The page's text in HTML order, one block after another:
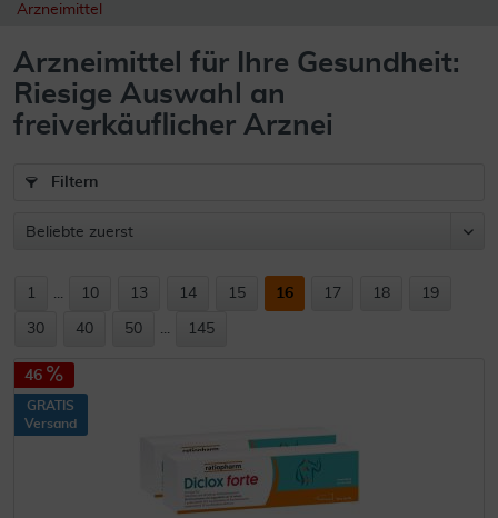
Arzneimittel
Arzneimittel für Ihre Gesundheit:
Riesige Auswahl an
freiverkäuflicher Arznei
Filtern
1 ... 10 13 14 15 16 17 18 19
30 40 50 ... 145
46
GRATIS
Versand